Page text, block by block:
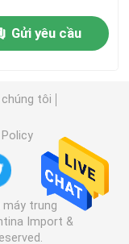
Gửi yêu cầu
chúng tôi
Policy
máy trung
Import &